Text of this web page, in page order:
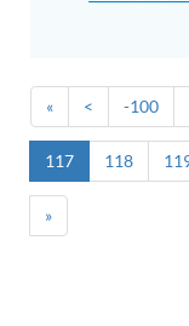
« < -100
117 118
»